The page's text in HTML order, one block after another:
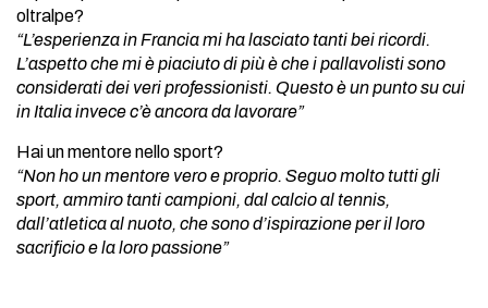
oltralpe?
“L’esperienza in Francia mi ha lasciato tanti bei ricordi.
L’aspetto che mi è piaciuto di più è che i pallavolisti sono
considerati dei veri professionisti. Questo è un punto su cui
in Italia invece c’è ancora da lavorare”
Hai un mentore nello sport?
“Non ho un mentore vero e proprio. Seguo molto tutti gli
sport, ammiro tanti campioni, dal calcio al tennis,
dall’atletica al nuoto, che sono d’ispirazione per il loro
sacrificio e la loro passione”